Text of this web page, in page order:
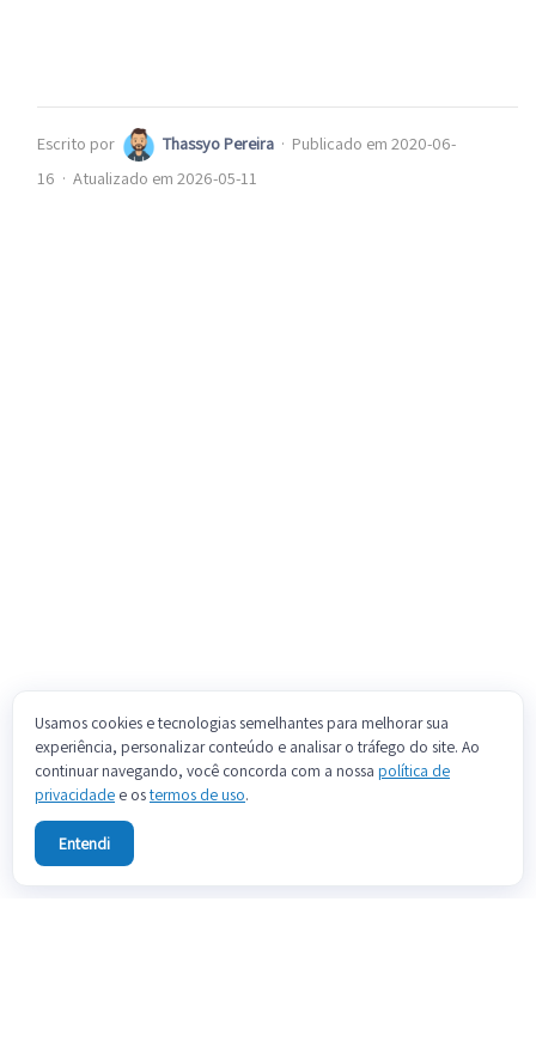
Escrito por Thassyo Pereira · Publicado em 2020-06-
16 · Atualizado em 2026-05-11
Usamos cookies e tecnologias semelhantes para melhorar sua
experiência, personalizar conteúdo e analisar o tráfego do site. Ao
continuar navegando, você concorda com a nossa política de
privacidade e ostermos de uso.
Entendi